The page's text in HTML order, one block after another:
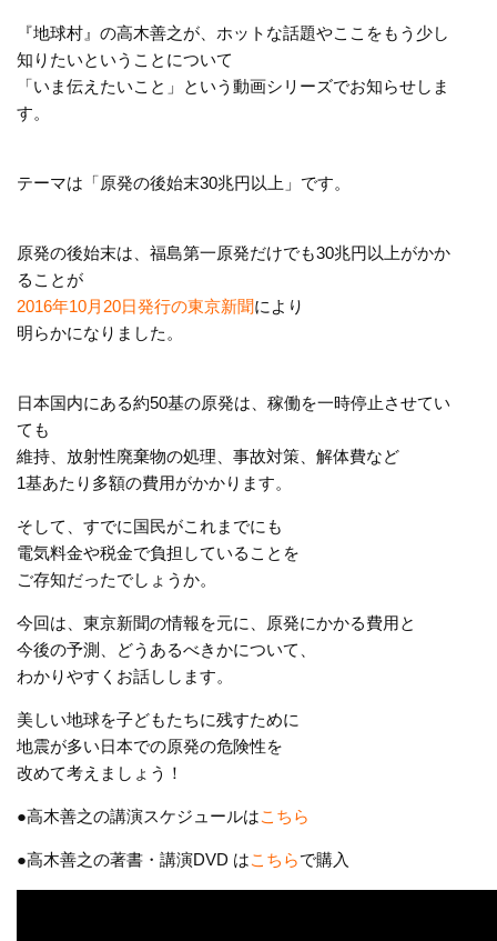
『地球村』の高木善之が、ホットな話題やここをもう少し
知りたいということについて
「いま伝えたいこと」という動画シリーズでお知らせしま
す。
テーマは「原発の後始末30兆円以上」です。
原発の後始末は、福島第一原発だけでも30兆円以上がかか
ることが
2016年10月20日発行の東京新聞により
明らかになりました。
日本国内にある約50基の原発は、稼働を一時停止させてい
ても
維持、放射性廃棄物の処理、事故対策、解体費など
1基あたり多額の費用がかかります。
そして、すでに国民がこれまでにも
電気料金や税金で負担していることを
ご存知だったでしょうか。
今回は、東京新聞の情報を元に、原発にかかる費用と
今後の予測、どうあるべきかについて、
わかりやすくお話しします。
美しい地球を子どもたちに残すために
地震が多い日本での原発の危険性を
改めて考えましょう！
●高木善之の講演スケジュールはこちら
●高木善之の著書・講演DVD はこちらで購入